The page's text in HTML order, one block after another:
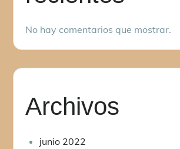
No hay comentarios que mostrar.
Archivos
junio 2022